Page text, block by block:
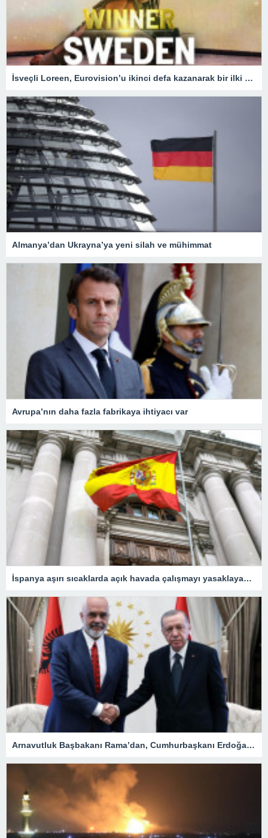
İsveçli Loreen, Eurovision’u ikinci defa kazanarak bir ilki gerçekleştirdi
Almanya’dan Ukrayna’ya yeni silah ve mühimmat
Avrupa’nın daha fazla fabrikaya ihtiyacı var
İspanya aşırı sıcaklarda açık havada çalışmayı yasaklayacak
Arnavutluk Başbakanı Rama’dan, Cumhurbaşkanı Erdoğan’a destek mesajı